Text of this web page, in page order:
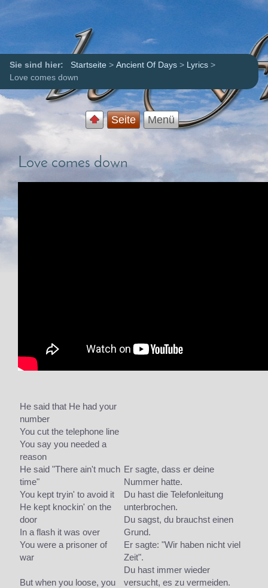
Sie sind hier: Startseite > Ancient Of Days > Lyrics >
Love comes down
Seite Menü
Love comes down
He said that He had your
number
You cut the telephone line
You say you needed a
reason
He said "There ain't much
time"
You kept tryin' to avoid it
He kept knockin' on the
door
In a flash it was over
You were a prisoner of
war
But when you loose, you
Er sagte, dass er deine
Nummer hatte.
Du hast die Telefonleitung
unterbrochen.
Du sagst, du brauchst einen
Grund.
Er sagte: "Wir haben nicht viel
Zeit".
Du hast immer wieder
versucht, es zu vermeiden.